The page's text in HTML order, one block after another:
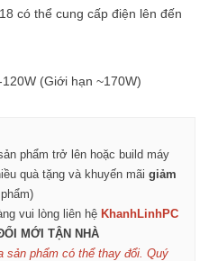
có thể cung cấp điện lên đến
(Giới hạn ~170W)
phẩm trở lên hoặc build máy
quà tặng và khuyến mãi giảm
vui lòng liên hệ KhanhLinhPC
MỚI TẬN NHÀ
sản phẩm có thể thay đổi. Quý